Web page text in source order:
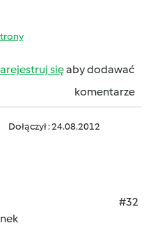
sięaby dodawać
komentarze
Dołączył : 24.08.2012
#32